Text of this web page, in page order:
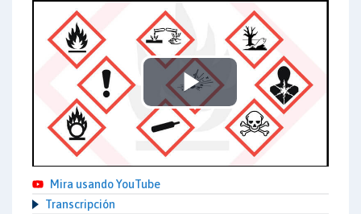
Play
Video
Mira usando YouTube
Transcripción